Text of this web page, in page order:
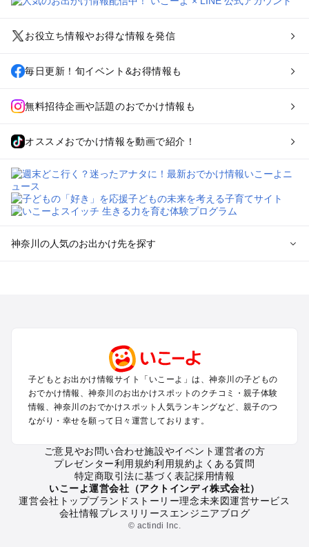
お役立ち情報やお得な情報を発信
毎日更新！旬イベント&お得情報も
無料招待企画や話題のおでかけ情報も
オススメおでかけ情報を動画で紹介！
神奈川の人気のお出かけ先を探す
小田原・熱海・湯河原・真鶴のプールお出かけ
町田・相模原・愛川・上野原のプールお出かけ
新横浜・港北エリア・日吉・青葉台・鶴見のプールお出かけ
川崎のプールお出かけ
海老名・厚木のプールお出かけ
箱根（湯本・強羅・小涌谷・仙石原・芦ノ湖）のプールお出か
秦野・南足柄・丹沢のプールお出かけ
戸塚・港南・旭・瀬谷・泉（横浜）のプールお出かけ
子どもとお出かけ情報サイト「いこーよ」は、神奈川の子どもの
おでかけ情報、神奈川のお出かけスポットのクチコミ・親子体験
情報、神奈川のおでかけスポット人気ランキングなど、親子のつ
ながり・幸せを願って日々運営しております。
ご意見やお問い合わせ施設やイベント運営者の方
プレゼンター利用規約利用規約よくある質問
特定商取引法に基づく表記採用情報
いこーよ運営会社（アクトインディ株式会社）
運営会社トップブランドストーリー理念未来図運営サービス
会社情報プレスリリース エンジニアブログ
© actindi Inc.